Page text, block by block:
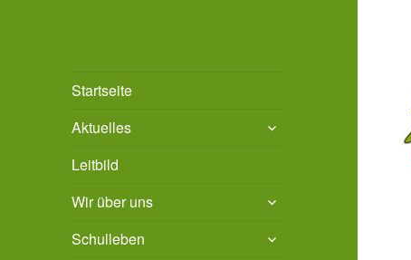
Grundschule Bad
Salzdetfurth
Stadt Bad Salzdetfurth
Startseite
Aktuelles
untermenü
Leitbild
Wir über uns
untermenü
Schulleben
untermenü